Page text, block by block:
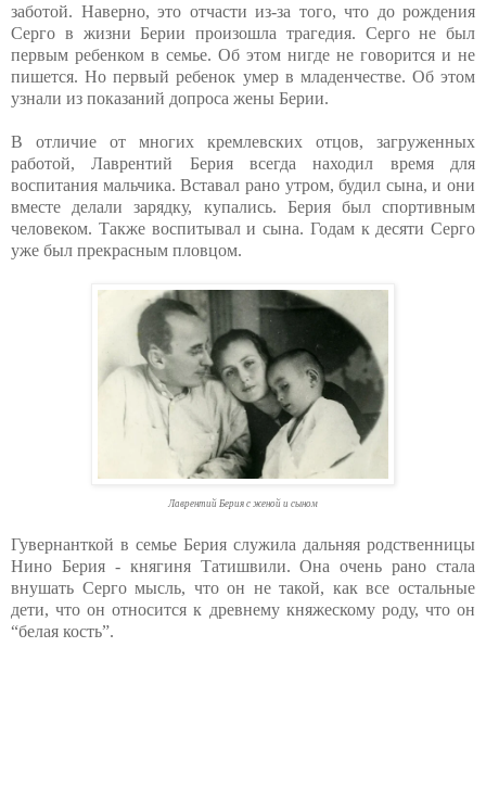
заботой. Наверно, это отчасти из-за того, что до рождения
Серго в жизни Берии произошла трагедия. Серго не был
первым ребенком в семье. Об этом нигде не говорится и не
пишется. Но первый ребенок умер в младенчестве. Об этом
узнали из показаний допроса жены Берии.
В отличие от многих кремлевских отцов, загруженных
работой, Лаврентий Берия всегда находил время для
воспитания мальчика. Вставал рано утром, будил сына, и они
вместе делали зарядку, купались. Берия был спортивным
человеком. Также воспитывал и сына. Годам к десяти Серго
уже был прекрасным пловцом.
Лаврентий Берия с женой и сыном
Гувернанткой в семье Берия служила дальняя родственницы
Нино Берия - княгиня Татишвили. Она очень рано стала
внушать Серго мысль, что он не такой, как все остальные
дети, что он относится к древнему княжескому роду, что он
“белая кость”.